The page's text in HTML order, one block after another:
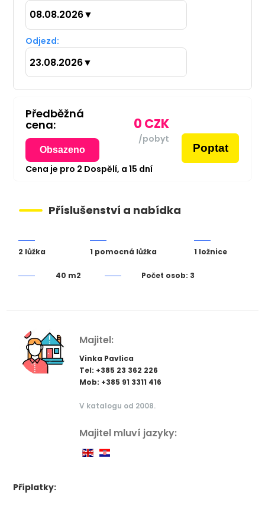
08.08.2026▼
Odjezd:
23.08.2026▼
Předběžná
cena:
Obsazeno
0 CZK
/pobyt
Poptat
Cena je pro 2 Dospělí, a 15 dní
Příslušenství a nabídka
2 lůžka 1 pomocná lůžka 1 ložnice
40 m2 Počet osob: 3
Majitel:
Vinka Pavlica
Tel: +385 23 362 226
Mob: +385 91 3311 416
V katalogu od 2008.
Majitel mluví jazyky:
Příplatky: